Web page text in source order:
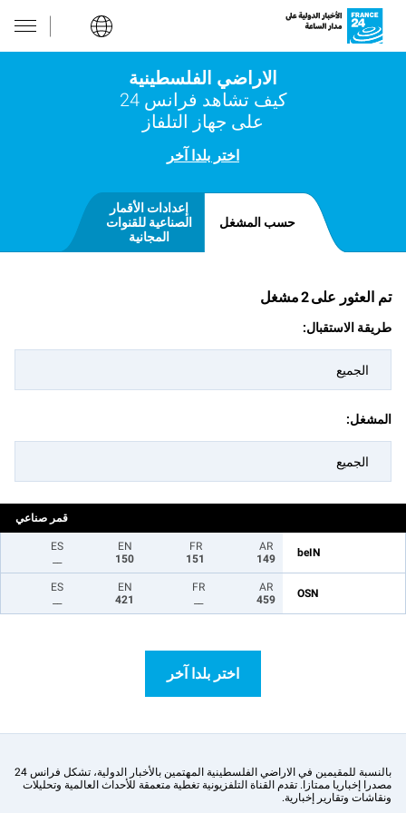
الاراضي الفلسطينية
كيف تشاهد فرانس 24
على جهاز التلفاز
اختر بلدا آخر
حسب المشغل
إعدادات الأقمار
الصناعية للقنوات
المجانية
مشغل2تم العثور على
طريقة الاستقبال:
الجميع
المشغل:
الجميع
قمر صناعي
beIN
AR
149
FR
151
EN
150
ES
OSN
AR
459
FR
EN
421
ES
اختر بلدا آخر
بالنسبة للمقيمين في الاراضي الفلسطينية المهتمين بالأخبار الدولية، تشكل فرانس 24
مصدرا إخباريا ممتازا. تقدم القناة التلفزيونية تغطية متعمقة للأحداث العالمية وتحليلات
ونقاشات وتقارير إخبارية.